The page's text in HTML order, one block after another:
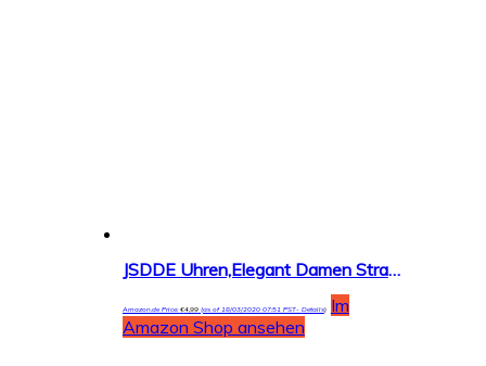
JSDDE Uhren,Elegant Damen Strassstein Oval Nebelfleck Spangenuhr Armbanduhr Analog Quarzuhr
Amazon.de Price:€4,99(as of 18/03/2020 07:51 PST- Details)
Im
Amazon Shop ansehen